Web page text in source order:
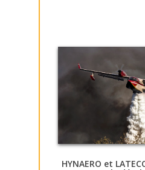
HYNAERO et